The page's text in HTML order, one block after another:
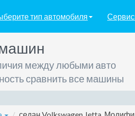
тип автомобиля
между любыми авто
сравнить все машины